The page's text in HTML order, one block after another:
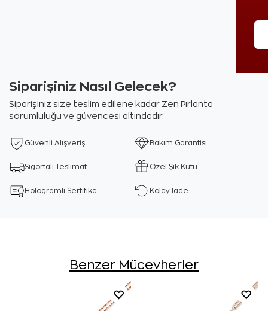
Siparişiniz Nasıl Gelecek?
Siparişiniz size teslim edilene kadar Zen Pırlanta
sorumluluğu ve güvencesi altındadır.
Güvenli Alışveriş Bakım Garantisi
Sigortalı Teslimat Özel Şık Kutu
Hologramlı Sertifika Kolay İade
Benzer Mücevherler